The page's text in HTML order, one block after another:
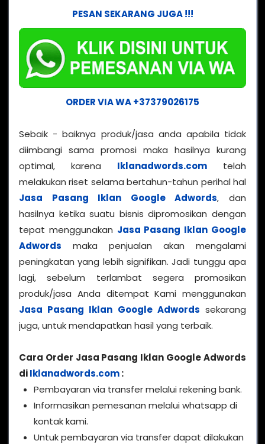
PESAN SEKARANG JUGA !!!
ORDER VIA WA +37379026175
Sebaik - baiknya produk/jasa anda apabila tidak
diimbangi sama promosi maka hasilnya kurang
optimal, karena Iklanadwords.com telah
melakukan riset selama bertahun-tahun perihal hal
Jasa Pasang Iklan Google Adwords, dan
hasilnya ketika suatu bisnis dipromosikan dengan
tepat menggunakan Jasa Pasang Iklan Google
Adwords maka penjualan akan mengalami
peningkatan yang lebih signifikan. Jadi tunggu apa
lagi, sebelum terlambat segera promosikan
produk/jasa Anda ditempat Kami menggunakan
Jasa Pasang Iklan Google Adwords sekarang
juga, untuk mendapatkan hasil yang terbaik.
Cara Order Jasa Pasang Iklan Google Adwords
diIklanadwords.com:
Pembayaran via transfer melalui rekening bank.
Informasikan pemesanan melalui whatsapp di
kontak kami.
Untuk pembayaran via transfer dapat dilakukan